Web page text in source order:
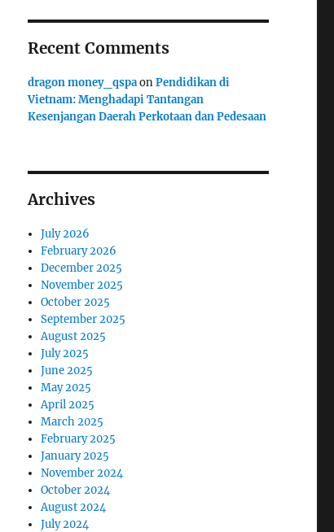
Recent Comments
dragon money_qspaonPendidikan di
Vietnam: Menghadapi Tantangan
Kesenjangan Daerah Perkotaan dan Pedesaan
Archives
July 2026
February 2026
December 2025
November 2025
October 2025
September 2025
August 2025
July 2025
June 2025
May 2025
April 2025
March 2025
February 2025
January 2025
November 2024
October 2024
August 2024
July 2024